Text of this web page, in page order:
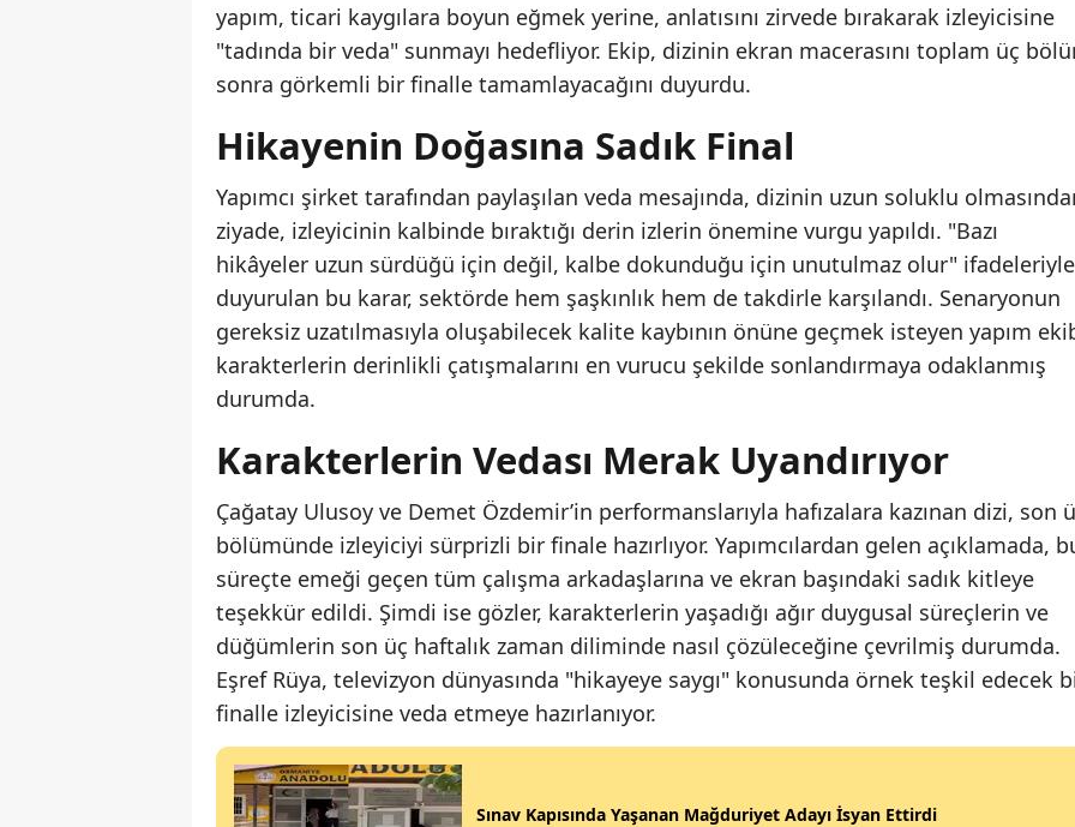
yapım, ticari kaygılara boyun eğmek yerine, anlatısını zirvede bırakarak izleyicisine
"tadında bir veda" sunmayı hedefliyor. Ekip, dizinin ekran macerasını toplam üç
sonra görkemli bir finalle tamamlayacağını duyurdu.
Hikayenin Doğasına Sadık Final
Yapımcı şirket tarafından paylaşılan veda mesajında, dizinin uzun soluklu
ziyade, izleyicinin kalbinde bıraktığı derin izlerin önemine vurgu yapıldı. "Bazı
hikâyeler uzun sürdüğü için değil, kalbe dokunduğu için unutulmaz olur" ifadeleriyle
duyurulan bu karar, sektörde hem şaşkınlık hem de takdirle karşılandı. Senaryonun
gereksiz uzatılmasıyla oluşabilecek kalite kaybının önüne geçmek isteyen yapım
karakterlerin derinlikli çatışmalarını en vurucu şekilde sonlandırmaya odaklanmış
durumda.
Karakterlerin Vedası Merak Uyandırıyor
Çağatay Ulusoy ve Demet Özdemir’in performanslarıyla hafızalara kazınan dizi, son
bölümünde izleyiciyi sürprizli bir finale hazırlıyor. Yapımcılardan gelen açıklamada,
süreçte emeği geçen tüm çalışma arkadaşlarına ve ekran başındaki sadık kitleye
teşekkür edildi. Şimdi ise gözler, karakterlerin yaşadığı ağır duygusal süreçlerin ve
düğümlerin son üç haftalık zaman diliminde nasıl çözüleceğine çevrilmiş durumda.
Eşref Rüya, televizyon dünyasında "hikayeye saygı" konusunda örnek teşkil edecek
finalle izleyicisine veda etmeye hazırlanıyor.
Sınav Kapısında Yaşanan Mağduriyet Adayı İsyan Ettirdi